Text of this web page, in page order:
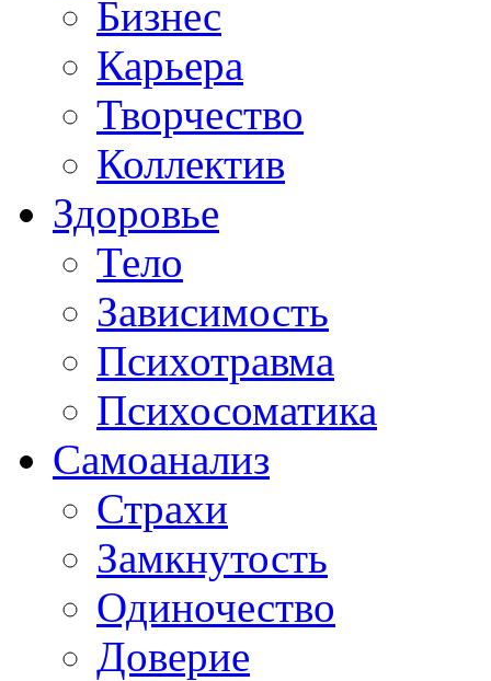
Бизнес
Карьера
Творчество
Коллектив
Здоровье
Тело
Зависимость
Психотравма
Психосоматика
Самоанализ
Страхи
Замкнутость
Одиночество
Доверие